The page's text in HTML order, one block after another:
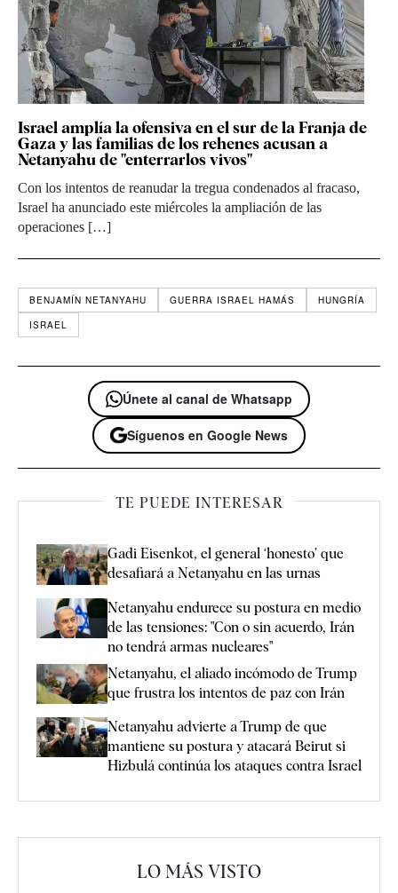
Israel amplía la ofensiva en el sur de la Franja de
Gaza y las familias de los rehenes acusan a
Netanyahu de "enterrarlos vivos"
Con los intentos de reanudar la tregua condenados al fracaso,
Israel ha anunciado este miércoles la ampliación de las
operaciones […]
BENJAMÍN NETANYAHU GUERRA ISRAEL HAMÁS
HUNGRÍA
ISRAEL
Únete al canal de Whatsapp
Síguenos en Google News
TE PUEDE INTERESAR
Gadi Eisenkot, el general ‘honesto’ que
desafiará a Netanyahu en las urnas
Netanyahu endurece su postura en medio
de las tensiones: "Con o sin acuerdo, Irán
no tendrá armas nucleares"
Netanyahu, el aliado incómodo de Trump
que frustra los intentos de paz con Irán
Netanyahu advierte a Trump de que
mantiene su postura y atacará Beirut si
Hizbulá continúa los ataques contra Israel
LO MÁS VISTO